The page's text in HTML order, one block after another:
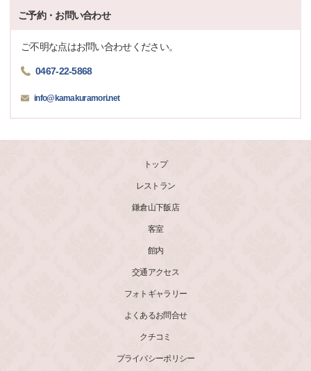
ご予約・お問い合わせ
ご不明な点はお問い合わせください。
0467-22-5868
info@kamakuramori.net
トップ
レストラン
鎌倉山下飯店
客室
館内
交通アクセス
フォトギャラリー
よくあるお問合せ
クチコミ
プライバシーポリシー